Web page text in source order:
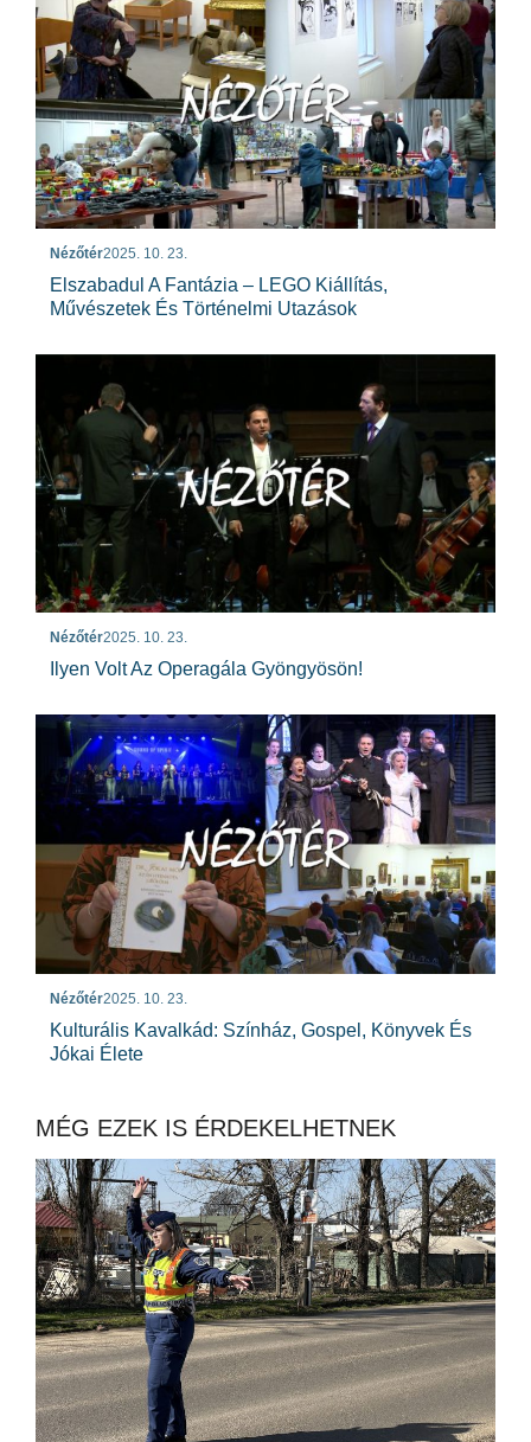
Nézőtér2025. 10. 23.
Elszabadul A Fantázia – LEGO Kiállítás,
Művészetek És Történelmi Utazások
Nézőtér2025. 10. 23.
Ilyen Volt Az Operagála Gyöngyösön!
Nézőtér2025. 10. 23.
Kulturális Kavalkád: Színház, Gospel, Könyvek És
Jókai Élete
MÉG EZEK IS ÉRDEKELHETNEK